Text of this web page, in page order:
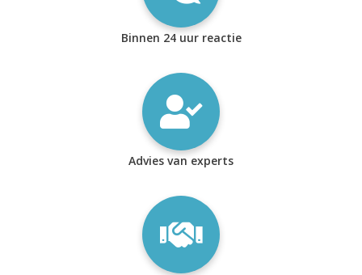
Binnen 24 uur reactie
Advies van experts